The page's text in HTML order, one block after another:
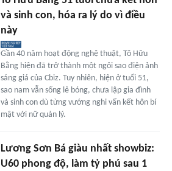
và sinh con, hóa ra lý do vì điều
này
Gần 40 năm hoạt động nghệ thuật, Tô Hữu
Bằng hiện đã trở thành một ngôi sao điện ảnh
sáng giá của Cbiz. Tuy nhiên, hiện ở tuổi 51,
sao nam vẫn sống lẻ bóng, chưa lập gia đình
và sinh con dù từng vướng nghi vấn kết hôn bí
mật với nữ quản lý.
Lương Sơn Bá giàu nhất showbiz:
U60 phong độ, làm tỷ phú sau 1